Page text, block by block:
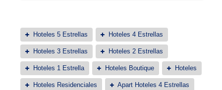
Hoteles 5 Estrellas Hoteles 4 Estrellas
Hoteles 3 Estrellas Hoteles 2 Estrellas
Hoteles 1 Estrella Hoteles Boutique Hoteles
Hoteles Residenciales Apart Hoteles 4 Estrellas